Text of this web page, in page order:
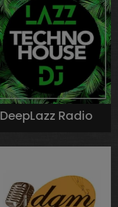
DeepLazz Radio